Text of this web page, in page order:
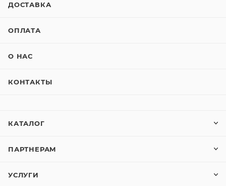
ДОСТАВКА
ОПЛАТА
О НАС
КОНТАКТЫ
КАТАЛОГ
ПАРТНЕРАМ
УСЛУГИ